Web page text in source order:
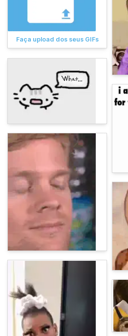
Faça upload dos seus GIFs